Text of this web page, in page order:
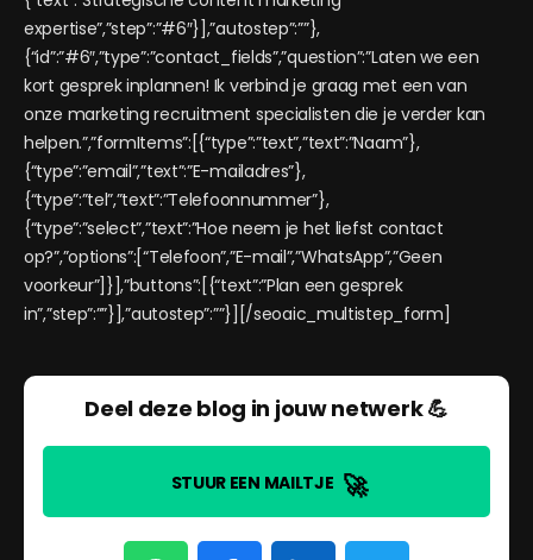
expertise”,”step”:”#6″}],”autostep”:””},
{“id”:”#6″,”type”:”contact_fields”,”question”:”Laten we een
kort gesprek inplannen! Ik verbind je graag met een van
onze marketing recruitment specialisten die je verder kan
helpen.”,”formItems”:[{“type”:”text”,”text”:”Naam”},
{“type”:”email”,”text”:”E-mailadres”},
{“type”:”tel”,”text”:”Telefoonnummer”},
{“type”:”select”,”text”:”Hoe neem je het liefst contact
op?”,”options”:[“Telefoon”,”E-mail”,”WhatsApp”,”Geen
voorkeur”]}],”buttons”:[{“text”:”Plan een gesprek
in”,”step”:””}],”autostep”:””}][/seoaic_multistep_form]
Deel deze blog in jouw netwerk 💪
STUUR EEN MAILTJE 🚀